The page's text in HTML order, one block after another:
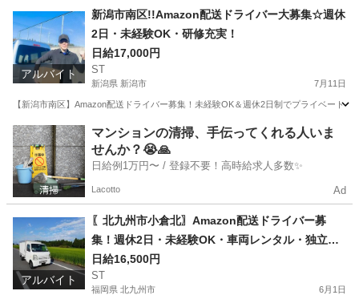
ドライバー Amazon
アルバイト
新潟市南区!!Amazon配送ドライバー大募集☆週休
2日・未経験OK・研修充実！
日給17,000円
ST
新潟県 新潟市 7月11日
【新潟市南区】Amazon配送ドライバー募集！未経験OK＆週休2日制でプライベート
新潟 新潟市 ドライバー Amazon
マンションの清掃、手伝ってくれる人いま
せんか？😭🙏
日給例1万円〜 / 登録不要！高時給求人多数✨
Lacotto Ad
アルバイト
〖北九州市小倉北〗Amazon配送ドライバー募
集！週休2日・未経験OK・車両レンタル・独立支
援も！
日給16,500円
ST
福岡県 北九州市 6月1日